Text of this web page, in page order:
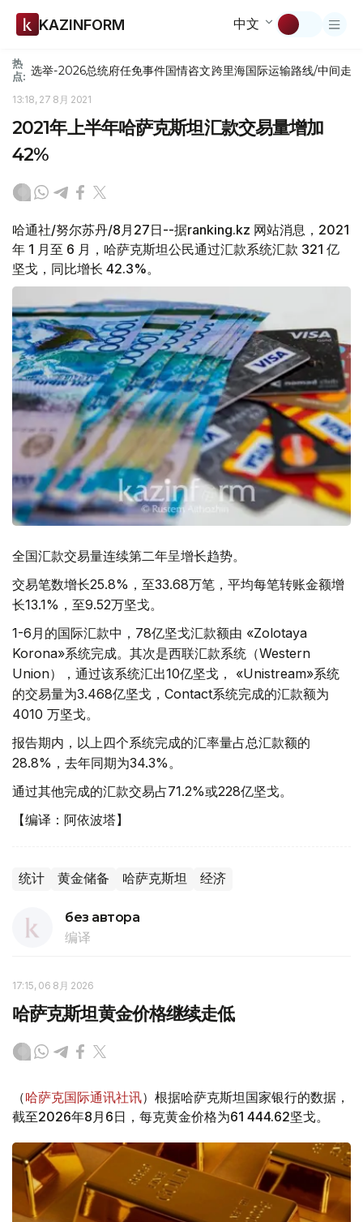
KAZINFORM 中文
热
点: 选举-2026总统府任免事件国情咨文跨里海国际运输路线/中间走廊
13:18, 27 8月 2021
2021年上半年哈萨克斯坦汇款交易量增加
42%
哈通社/努尔苏丹/8月27日--据ranking.kz 网站消息，2021
年 1 月至 6 月，哈萨克斯坦公民通过汇款系统汇款 321 亿
坚戈，同比增长 42.3%。
全国汇款交易量连续第二年呈增长趋势。
交易笔数增长25.8%，至33.68万笔，平均每笔转账金额增
长13.1%，至9.52万坚戈。
1-6月的国际汇款中，78亿坚戈汇款额由 «Zolotaya
Korona»系统完成。其次是西联汇款系统（Western
Union），通过该系统汇出10亿坚戈， «Unistream»系统
的交易量为3.468亿坚戈，Contact系统完成的汇款额为
4010 万坚戈。
报告期内，以上四个系统完成的汇率量占总汇款额的
28.8%，去年同期为34.3%。
通过其他完成的汇款交易占71.2%或228亿坚戈。
【编译：阿依波塔】
统计 黄金储备 哈萨克斯坦 经济
без автора
编译
17:15, 06 8月 2026
哈萨克斯坦黄金价格继续走低
（哈萨克国际通讯社讯）根据哈萨克斯坦国家银行的数据，
截至2026年8月6日，每克黄金价格为61 444.62坚戈。